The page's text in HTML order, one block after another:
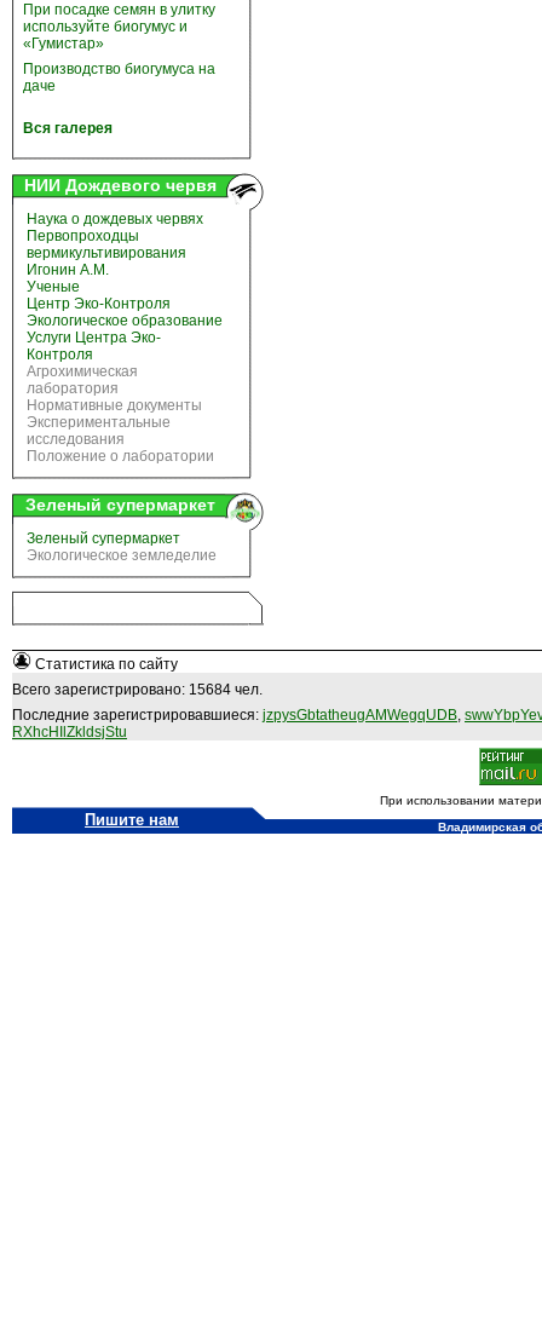
При посадке семян в улитку
используйте биогумус и
«Гумистар»
Производство биогумуса на
даче
Вся галерея
НИИ Дождевого червя
Наука о дождевых червях
Первопроходцы
вермикультивирования
Игонин А.М.
Ученые
Центр Эко-Контроля
Экологическое образование
Услуги Центра Эко-
Контроля
Агрохимическая
лаборатория
Нормативные документы
Экспериментальные
исследования
Положение о лаборатории
Зеленый супермаркет
Зеленый супермаркет
Экологическое земледелие
Статистика по сайту
Всего зарегистрировано: 15684 чел.
Последние зарегистрировавшиеся: jzpysGbtatheugAMWegqUDB,
RXhcHIlZkldsjStu
При использовании
Пишите нам Владимирская